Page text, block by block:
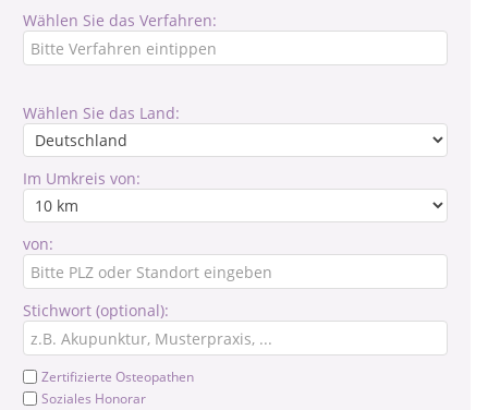
Wählen Sie das Verfahren:
Wählen Sie das Land:
Im Umkreis von:
von:
Stichwort (optional):
Zertifizierte Osteopathen
Soziales Honorar